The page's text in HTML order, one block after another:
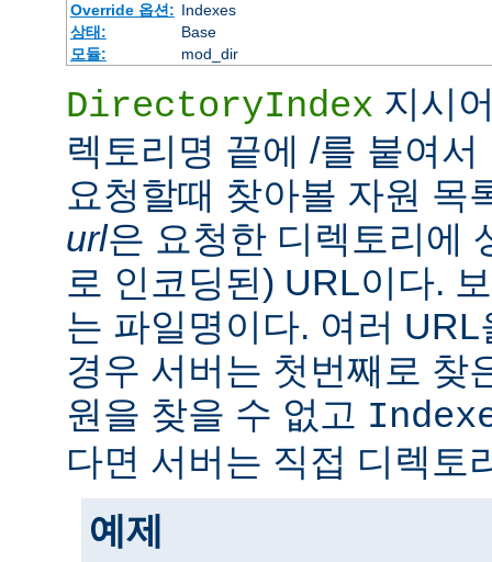
Override 옵션: Indexes
상태:
Base
모듈:
mod_dir
DirectoryIndex 지시
렉토리명 끝에 /를 붙여
요청할때 찾아볼 자원 목
url은 요청한 디렉토리에
로 인코딩된) URL이다.
는 파일명이다. 여러
경우 서버는 첫번째로 찾
원을 찾을 수 없고
다면 서버는 직접 디렉토
예제